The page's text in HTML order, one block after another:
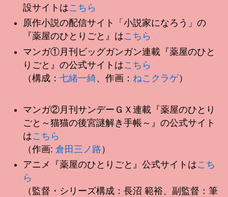
設サイトはこちら
原作小説の配信サイト「小説家になろう」の
『薬屋のひとりごと』はこちら
マンガ①月刊ビッグガンガン連載『薬屋のひと
りごと』の公式サイトはこちら
（構成： 七緒一綺、作画： ねこクラゲ）
マンガ②月刊サンデーＧＸ連載『薬屋のひとり
ごと～猫猫の後宮謎解き手帳～』の公式サイト
はこちら
（作画: 倉田三ノ路 ）
アニメ『薬屋のひとりごと』公式サイトはこち
ら
（監督・シリーズ構成：長沼 範裕、副監督：筆